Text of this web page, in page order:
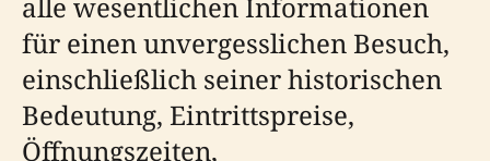
für einen unvergesslichen Besuch,
einschließlich seiner historischen
Bedeutung, Eintrittspreise,
Öffnungszeiten,